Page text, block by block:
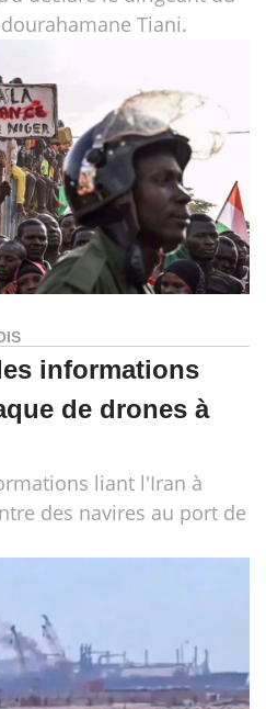
Tiani.
informations
de drones à
liant l'Iran à
des navires au port de